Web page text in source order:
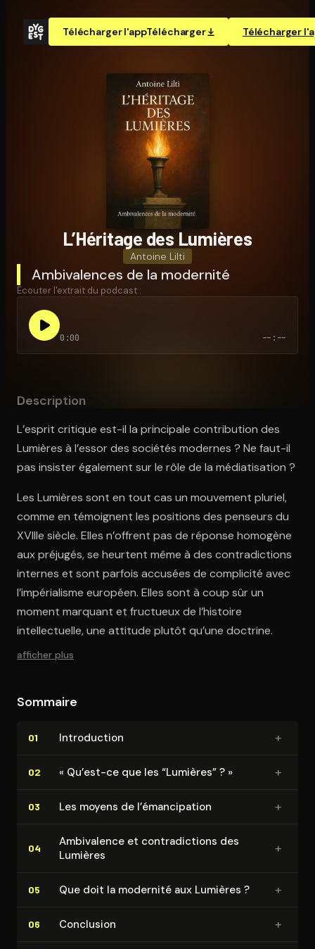
Télécharger l'appTélécharger Télécharger
L’Héritage des Lumières
Antoine Lilti
Ambivalences de la modernité
Écouter l'extrait du podcast :
0:00 --:--
Description
L’esprit critique est-il la principale contribution des
Lumières à l’essor des sociétés modernes ? Ne faut-il
pas insister également sur le rôle de la médiatisation ?
Les Lumières sont en tout cas un mouvement pluriel,
comme en témoignent les positions des penseurs du
XVIIIe siècle. Elles n’offrent pas de réponse homogène
aux préjugés, se heurtent même à des contradictions
internes et sont parfois accusées de complicité avec
l’impérialisme européen. Elles sont à coup sûr un
moment marquant et fructueux de l’histoire
intellectuelle, une attitude plutôt qu’une doctrine.
afficher plus
Sommaire
01 In­tro­duc­tion +
02 « Qu’est-ce que les “Lumières” ? » +
03 Les moyens de l’éman­ci­pa­tion +
04
Ambivalence et contra­dic­tions des
Lumières
+
05 Que doit la modernité aux Lumières ? +
06 Conclusion +